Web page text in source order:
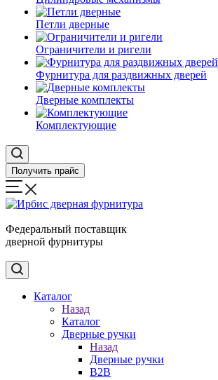
Петли дверные
Ограничители и ригели
Фурнитура для раздвижных дверей
Дверные комплекты
Комплектующие
Получить прайс
Федеральный поставщик
дверной фурнитуры
Каталог
Назад
Каталог
Дверные ручки
Назад
Дверные ручки
B2B